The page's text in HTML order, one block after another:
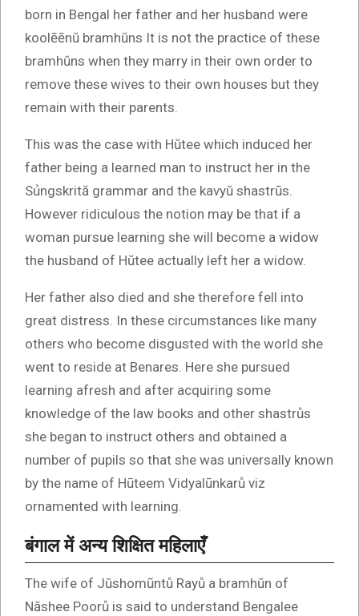
born in Bengal her father and her husband were
koolēēnŭ bramhŭns It is not the practice of these
bramhŭns when they marry in their own order to
remove these wives to their own houses but they
remain with their parents.
This was the case with Hŭtee which induced her
father being a learned man to instruct her in the
Sủngskrită grammar and the kavyŭ shastrūs.
However ridiculous the notion may be that if a
woman pursue learning she will become a widow
the husband of Hŭtee actually left her a widow.
Her father also died and she therefore fell into
great distress. In these circumstances like many
others who become disgusted with the world she
went to reside at Benares. Here she pursued
learning afresh and after acquiring some
knowledge of the law books and other shastrůs
she began to instruct others and obtained a
number of pupils so that she was universally known
by the name of Hūteem Vidyalūnkarů viz
ornamented with learning.
बंगाल में अन्य शिक्षित महिलाएँ
The wife of Jŭshomũntů Rayů a bramhŭn of
Năshee Poorů is said to understand Bengalee